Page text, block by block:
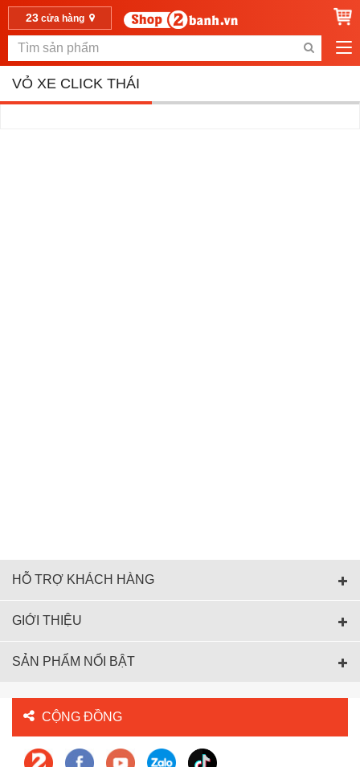
23cửa hàng
VỎ XE CLICK THÁI
HỖ TRỢ KHÁCH HÀNG
GIỚI THIỆU
SẢN PHẨM NỔI BẬT
CỘNG ĐỒNG